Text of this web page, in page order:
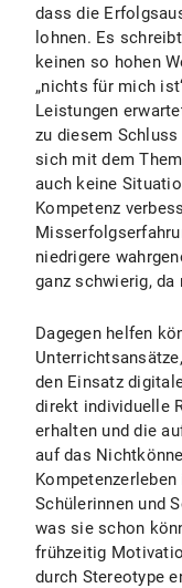
dass die
lohnen. Es
keinen so hohen
„nichts für mich
Leistungen
zu diesem
sich mit dem
auch keine
Kompetenz
niedrigere
ganz schwierig, da
Dagegen helfen
den Einsatz
direkt individuelle
erhalten und die
auf das
Schülerinnen und
was sie schon
frühzeitig
durch Stereotype